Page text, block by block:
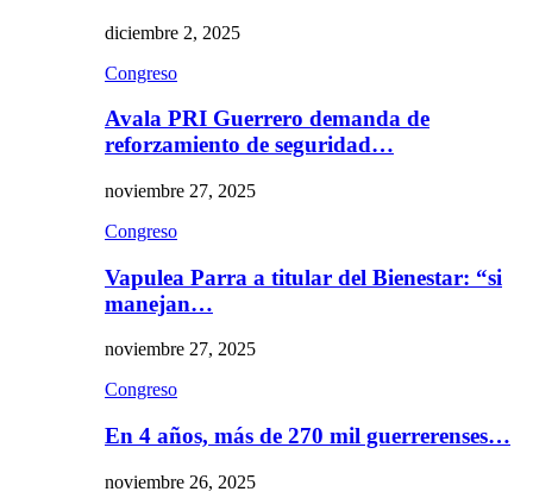
diciembre 2, 2025
Congreso
Avala PRI Guerrero demanda de
reforzamiento de seguridad…
noviembre 27, 2025
Congreso
Vapulea Parra a titular del Bienestar: “si
manejan…
noviembre 27, 2025
Congreso
En 4 años, más de 270 mil guerrerenses…
noviembre 26, 2025